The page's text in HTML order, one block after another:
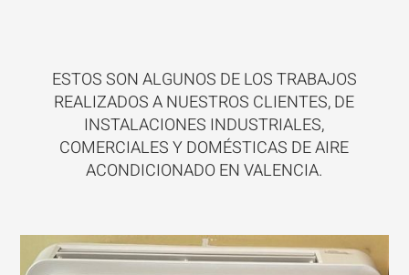
ESTOS SON ALGUNOS DE LOS TRABAJOS
REALIZADOS A NUESTROS CLIENTES, DE
INSTALACIONES INDUSTRIALES,
COMERCIALES Y DOMÉSTICAS DE AIRE
ACONDICIONADO EN VALENCIA.